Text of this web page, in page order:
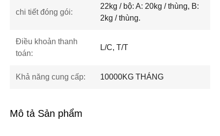
chi tiết đóng gói:
22kg / bộ: A: 20kg / thùng, B:
2kg / thùng.
Điều khoản thanh
toán:
L/C, T/T
Khả năng cung cấp: 10000KG THÁNG
Mô tả Sản phẩm